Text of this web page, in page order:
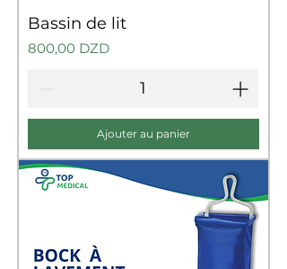
Bassin de lit
Prix
800,00 DZD
Ajouter au panier